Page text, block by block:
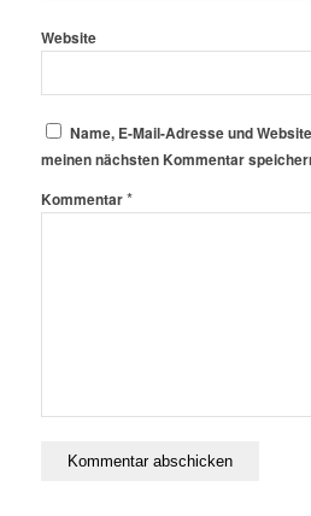
Website
Name, E-Mail-Adresse und
meinen nächsten Kommentar
Kommentar*